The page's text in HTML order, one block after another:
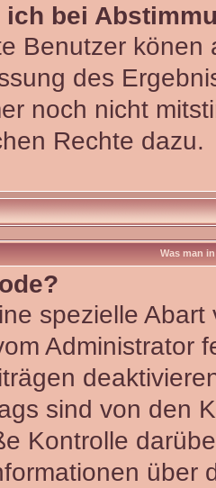
ich bei
Benutzer
des
noch nicht
Rechte dazu.
Was man
spezielle
Administrator
sind von den
Kontrolle
über